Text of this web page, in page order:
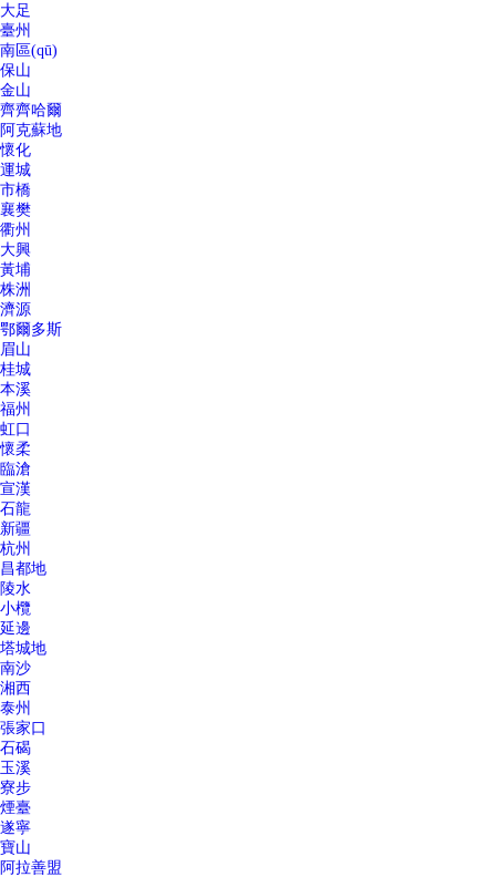
大足
臺州
南區(qū)
保山
金山
齊齊哈爾
阿克蘇地
懷化
運城
市橋
襄樊
衢州
大興
黃埔
株洲
濟源
鄂爾多斯
眉山
桂城
本溪
福州
虹口
懷柔
臨滄
宣漢
石龍
新疆
杭州
昌都地
陵水
小欖
延邊
塔城地
南沙
湘西
泰州
張家口
石碣
玉溪
寮步
煙臺
遂寧
寶山
阿拉善盟